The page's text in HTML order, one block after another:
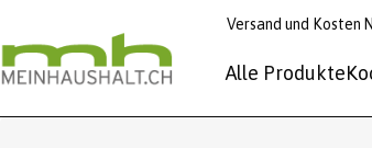
Versand und Kosten
Alle Produkte